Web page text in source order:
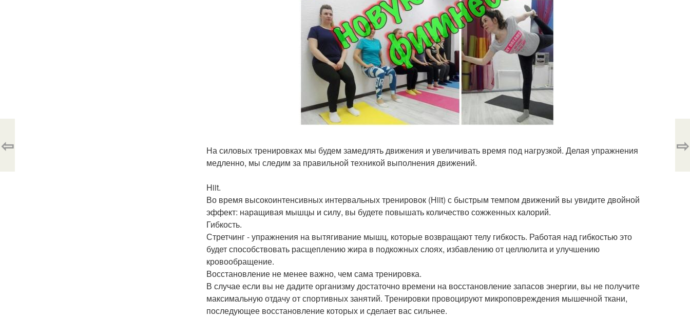
На силовых тренировках мы будем замедлять движения и увеличивать время под нагрузкой. Делая упражнения
медленно, мы следим за правильной техникой выполнения движений.
Hiit.
Во время высокоинтенсивных интервальных тренировок (Hiit) с быстрым темпом движений вы увидите двойной
эффект: наращивая мышцы и силу, вы будете повышать количество сожженных калорий.
Гибкость.
Стретчинг - упражнения на вытягивание мышц, которые возвращают телу гибкость. Работая над гибкостью это
будет способствовать расщеплению жира в подкожных слоях, избавлению от целлюлита и улучшению
кровообращение.
Восстановление не менее важно, чем сама тренировка.
В случае если вы не дадите организму достаточно времени на восстановление запасов энергии, вы не получите
максимальную отдачу от спортивных занятий. Тренировки провоцируют микроповреждения мышечной ткани,
последующее восстановление которых и сделает вас сильнее.
⇦ ⇨